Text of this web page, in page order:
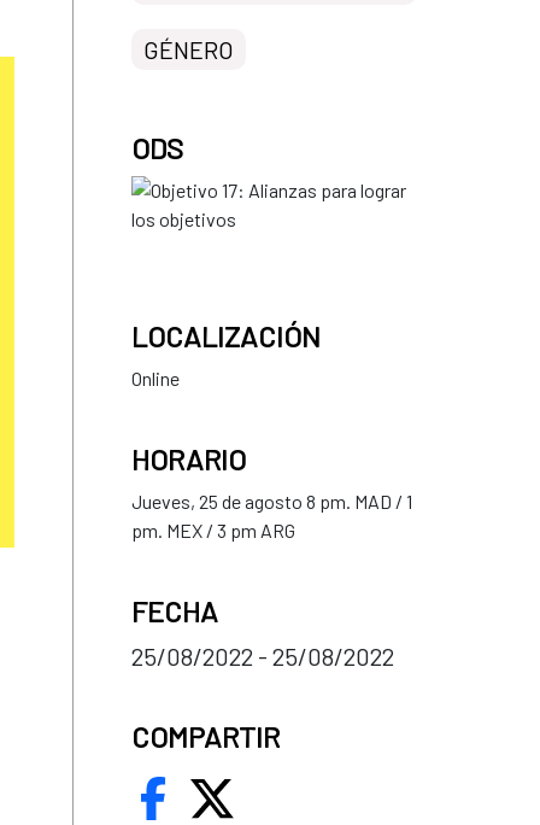
GÉNERO
ODS
LOCALIZACIÓN
Online
HORARIO
Jueves, 25 de agosto 8 pm. MAD / 1
pm. MEX / 3 pm ARG
FECHA
25/08/2022 - 25/08/2022
COMPARTIR